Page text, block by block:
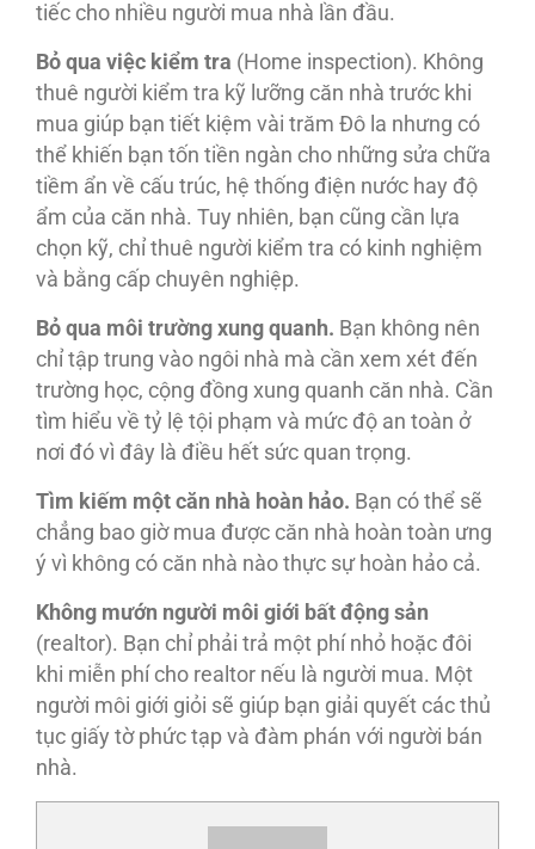
tiếc cho nhiều người mua nhà lần đầu.
Bỏ qua việc kiểm tra (Home inspection). Không
thuê người kiểm tra kỹ lưỡng căn nhà trước khi
mua giúp bạn tiết kiệm vài trăm Đô la nhưng có
thể khiến bạn tốn tiền ngàn cho những sửa chữa
tiềm ẩn về cấu trúc, hệ thống điện nước hay độ
ẩm của căn nhà. Tuy nhiên, bạn cũng cần lựa
chọn kỹ, chỉ thuê người kiểm tra có kinh nghiệm
và bằng cấp chuyên nghiệp.
Bỏ qua môi trường xung quanh. Bạn không nên
chỉ tập trung vào ngôi nhà mà cần xem xét đến
trường học, cộng đồng xung quanh căn nhà. Cần
tìm hiểu về tỷ lệ tội phạm và mức độ an toàn ở
nơi đó vì đây là điều hết sức quan trọng.
Tìm kiếm một căn nhà hoàn hảo. Bạn có thể sẽ
chẳng bao giờ mua được căn nhà hoàn toàn ưng
ý vì không có căn nhà nào thực sự hoàn hảo cả.
Không mướn người môi giới bất động sản
(realtor). Bạn chỉ phải trả một phí nhỏ hoặc đôi
khi miễn phí cho realtor nếu là người mua. Một
người môi giới giỏi sẽ giúp bạn giải quyết các thủ
tục giấy tờ phức tạp và đàm phán với người bán
nhà.